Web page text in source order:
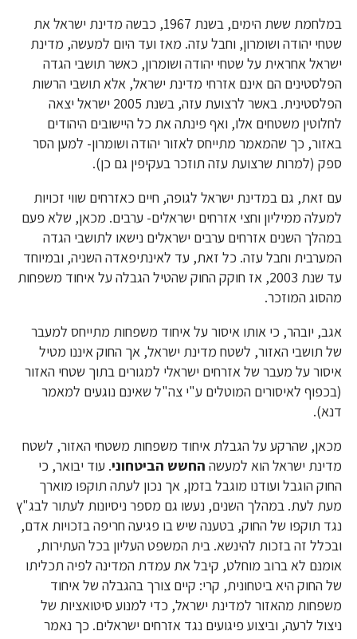
במלחמת ששת הימים, בשנת 1967, כבשה מדינת ישראל את
שטחי יהודה ושומרון, וחבל עזה. מאז ועד היום למעשה, מדינת
ישראל אחראית על שטחי יהודה ושומרון, כאשר תושבי הגדה
הפלסטינים הם אינם אזרחי מדינת ישראל, אלא תושבי הרשות
הפלסטינית. באשר לרצועת עזה, בשנת 2005 ישראל יצאה
לחלוטין משטחים אלו, ואף פינתה את כל היישובים היהודים
באזור, כך שהמאמר מתייחס לאזור יהודה ושומרון- למען הסר
ספק (למרות שרצועת עזה תוזכר בעקיפין גם כן).
עם זאת, גם במדינת ישראל לגופה, חיים כאזרחים שווי זכויות
למעלה ממיליון וחצי אזרחים ישראלים- ערבים. מכאן, שלא פעם
במהלך השנים אזרחים ערבים ישראלים נישאו לתושבי הגדה
המערבית וחבל עזה. כל זאת, עד לאינתיפאדה השניה, ובמיוחד
עד שנת 2003, אז חוקק החוק שהטיל הגבלה על איחוד משפחות
מהסוג המוזכר.
אגב, יובהר, כי אותו איסור על איחוד משפחות מתייחס למעבר
של תושבי האזור, לשטח מדינת ישראל, אך החוק איננו מטיל
איסור על מעבר של אזרחים ישראלי למגורים בתוך שטחי האזור
(בכפוף לאיסורים המוטלים ע"י צה"ל שאינם נוגעים למאמר
דנא).
מכאן, שהרקע על הגבלת איחוד משפחות משטחי האזור, לשטח
מדינת ישראל הוא למעשה החשש הביטחוני. עוד יבואר, כי
החוק הוגבל ועודנו מוגבל בזמן, אך נכון לעתה תוקפו מוארך
מעת לעת. במהלך השנים, נעשו גם מספר ניסיונות לעתור לבג"ץ
נגד תוקפו של החוק, בטענה שיש בו פגיעה חריפה בזכויות אדם,
ובכלל זה בזכות להינשא. בית המשפט העליון בכל העתירות,
אומנם לא ברוב מוחלט, קיבל את עמדת המדינה לפיה תכליתו
של החוק היא ביטחונית, קרי: קיים צורך בהגבלה של איחוד
משפחות מהאזור למדינת ישראל, כדי למנוע סיטואציות של
ניצול לרעה, וביצוע פיגועים נגד אזרחים ישראלים. כך נאמר